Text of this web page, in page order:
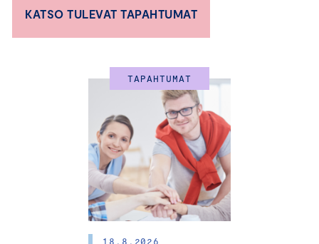
Lahti 24.9.2024 I
29.10.2024
Vastuullisuudella
kilpailuetua
– pk-yrityksen
KATSO TULEVAT TAPAHTUMAT
TAPAHTUMAT
18.8.2026